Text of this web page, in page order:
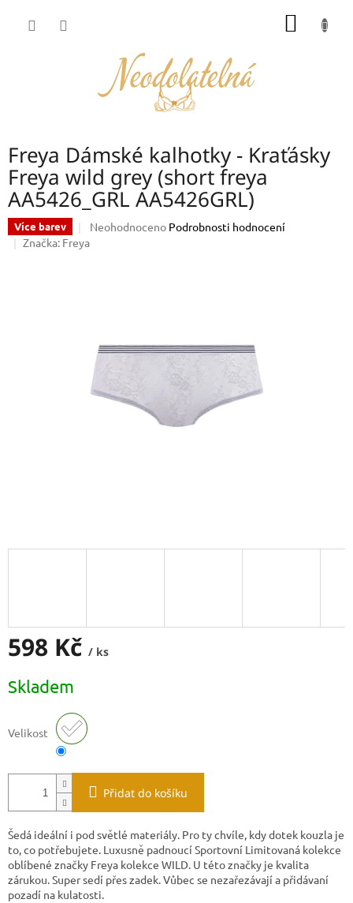
Freya Dámské kalhotky - Kraťásky
Freya wild grey (short freya
AA5426_GRL AA5426GRL)
Více barev
Průměrné
hodnocení
Neohodnoceno Podrobnosti hodnocení
Značka: Freya
598 Kč / ks
cena:
Skladem
Velikost
Přidat do košíku
Šedá ideální i pod světlé materiály. Pro ty chvíle, kdy dotek kouzla je
to, co potřebujete. Luxusně padnoucí Sportovní Limitovaná kolekce
oblíbené značky Freya kolekce WILD. U této značky je kvalita
zárukou. Super sedí přes zadek. Vůbec se nezařezávají a přidávaní
pozadí na kulatosti.